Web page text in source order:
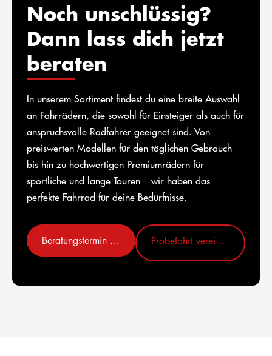
Noch unschlüssig?
Dann lass dich jetzt
beraten
In unserem Sortiment findest du eine breite Auswahl
an Fahrrädern, die sowohl für Einsteiger als auch für
anspruchsvolle Radfahrer geeignet sind. Von
preiswerten Modellen für den täglichen Gebrauch
bis hin zu hochwertigen Premiumrädern für
sportliche und lange Touren – wir haben das
perfekte Fahrrad für deine Bedürfnisse.
Beratungstermin vereinbaren Probefahrt vereinbaren